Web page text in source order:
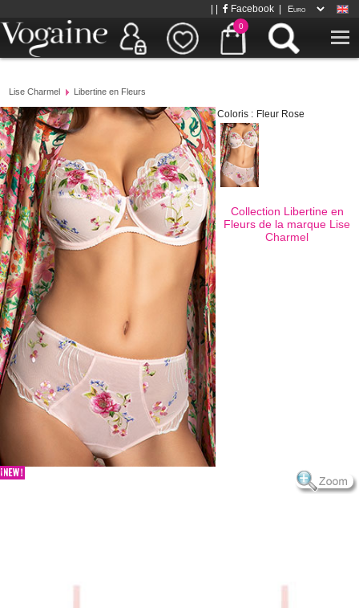
0
Facebook
Lise Charmel Libertine en Fleurs
Coloris : Fleur Rose
Collection Libertine en
Fleurs de la marque Lise
Charmel